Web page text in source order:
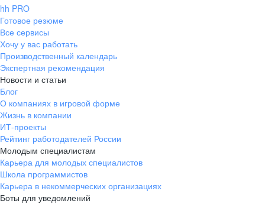
hh PRO
Готовое резюме
Все сервисы
Хочу у вас работать
Производственный календарь
Экспертная рекомендация
Новости и статьи
Блог
О компаниях в игровой форме
Жизнь в компании
ИТ-проекты
Рейтинг работодателей России
Молодым специалистам
Карьера для молодых специалистов
Школа программистов
Карьера в некоммерческих организациях
Боты для уведомлений